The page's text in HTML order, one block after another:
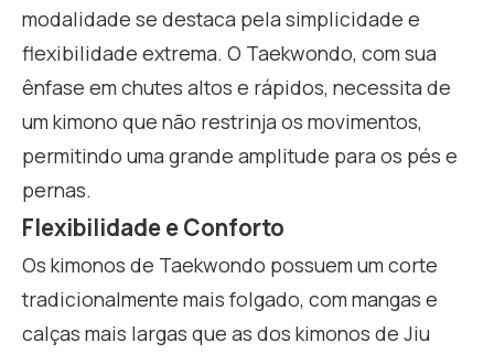
modalidade se destaca pela simplicidade e
flexibilidade extrema. O Taekwondo, com sua
ênfase em chutes altos e rápidos, necessita de
um kimono que não restrinja os movimentos,
permitindo uma grande amplitude para os pés e
pernas.
Flexibilidade e Conforto
Os kimonos de Taekwondo possuem um corte
tradicionalmente mais folgado, com mangas e
calças mais largas que as dos kimonos de Jiu